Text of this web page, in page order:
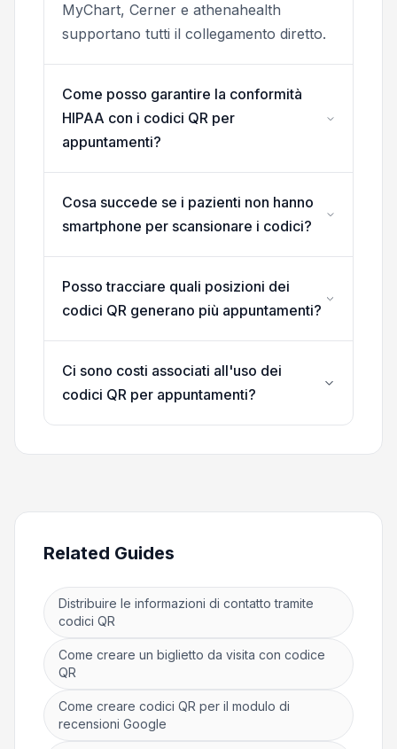
MyChart, Cerner e athenahealth
supportano tutti il collegamento diretto.
Come posso garantire la conformità
HIPAA con i codici QR per
appuntamenti?
Cosa succede se i pazienti non hanno
smartphone per scansionare i codici?
Posso tracciare quali posizioni dei
codici QR generano più appuntamenti?
Ci sono costi associati all'uso dei
codici QR per appuntamenti?
Related Guides
Distribuire le informazioni di contatto tramite
codici QR
Come creare un biglietto da visita con codice
QR
Come creare codici QR per il modulo di
recensioni Google